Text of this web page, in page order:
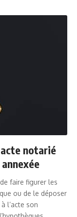
notarié
faire figurer les
ou de le déposer
l’acte son